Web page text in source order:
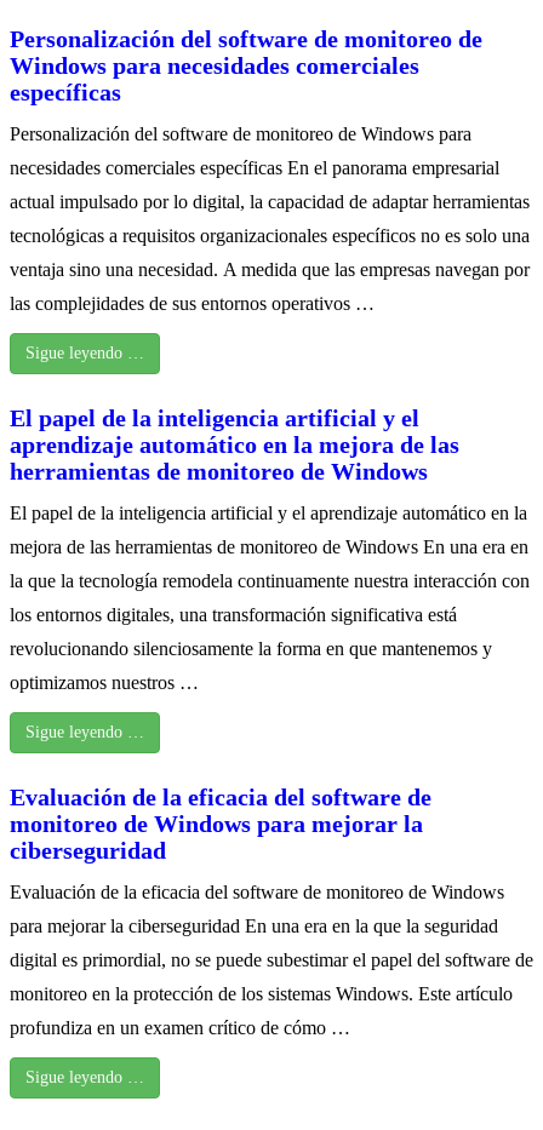
Personalización del software de monitoreo de
Windows para necesidades comerciales
específicas
Personalización del software de monitoreo de Windows para
necesidades comerciales específicas En el panorama empresarial
actual impulsado por lo digital, la capacidad de adaptar herramientas
tecnológicas a requisitos organizacionales específicos no es solo una
ventaja sino una necesidad. A medida que las empresas navegan por
las complejidades de sus entornos operativos …
Sigue leyendo …
El papel de la inteligencia artificial y el
aprendizaje automático en la mejora de las
herramientas de monitoreo de Windows
El papel de la inteligencia artificial y el aprendizaje automático en la
mejora de las herramientas de monitoreo de Windows En una era en
la que la tecnología remodela continuamente nuestra interacción con
los entornos digitales, una transformación significativa está
revolucionando silenciosamente la forma en que mantenemos y
optimizamos nuestros …
Sigue leyendo …
Evaluación de la eficacia del software de
monitoreo de Windows para mejorar la
ciberseguridad
Evaluación de la eficacia del software de monitoreo de Windows
para mejorar la ciberseguridad En una era en la que la seguridad
digital es primordial, no se puede subestimar el papel del software de
monitoreo en la protección de los sistemas Windows. Este artículo
profundiza en un examen crítico de cómo …
Sigue leyendo …